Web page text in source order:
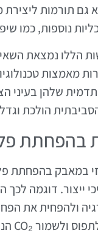
גם תורמות
נוספות, כמו
הללו נמצאת
מאמצות
שלהן בעיני
הולכת
בהפחתת
ייצור. דוגמה לכך